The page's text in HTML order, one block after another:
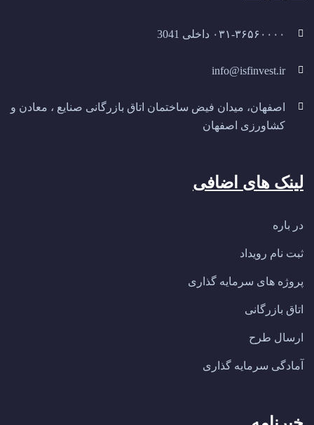
۰۳۱-۳۶۵۶۰۰۰۰ داخلی 3041
info@isfinvest.ir
اصفهان، میدان فیض ساختمان اتاق بازرگانی صنایع ، معادن و
کشاورزی اصفهان
لینک های اضافی
در باره
ثبت نام رویداد
پروژه های سرمایه گذاری
اتاق بازرگانی
ارسال طرح
آمادگی سرمایه گذاری